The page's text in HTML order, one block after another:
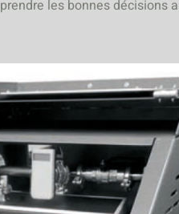
prendre les bonnes décisions